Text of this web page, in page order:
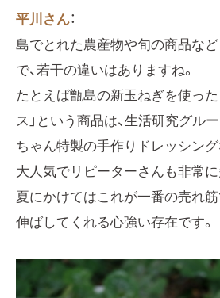
平川さん：
島でとれた農産物や旬の商品な
で、若干の違いはありますね。
たとえば甑島の新玉ねぎを使った
ス」という商品は、生活研究グル
ちゃん特製の手作りドレッシング
大人気でリピーターさんも非常
夏にかけてはこれが一番の売れ筋
伸ばしてくれる心強い存在です。